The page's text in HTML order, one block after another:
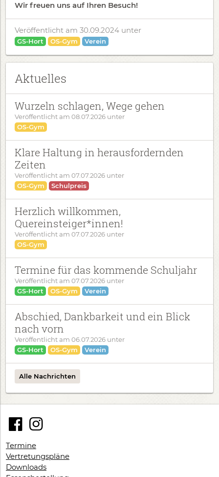
Wir freuen uns auf Ihren Besuch!
Veröffentlicht am 30.09.2024 unter
GS-Hort OS-Gym Verein
Aktuelles
Wurzeln schlagen, Wege gehen
Veröffentlicht am 08.07.2026 unter
OS-Gym
Klare Haltung in herausfordernden
Zeiten
Veröffentlicht am 07.07.2026 unter
OS-Gym
Schulpreis
Herzlich willkommen,
Quereinsteiger*innen!
Veröffentlicht am 07.07.2026 unter
OS-Gym
Termine für das kommende Schuljahr
Veröffentlicht am 07.07.2026 unter
GS-Hort
OS-Gym Verein
Abschied, Dankbarkeit und ein Blick
nach vorn
Veröffentlicht am 06.07.2026 unter
GS-Hort
OS-Gym Verein
Alle Nachrichten
Termine
Vertretungspläne
Downloads